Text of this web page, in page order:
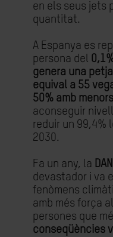
en els seus jets
quantitat.
A Espanya es
persona del
genera una
equival a 55
50% amb
aconseguir
reduir un 99,4%
2030.
Fa un any, la
devastador i va
fenòmens
amb més força
persones que
conseqüències